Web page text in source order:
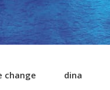
change dina